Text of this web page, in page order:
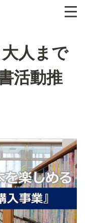
人まで
活動推